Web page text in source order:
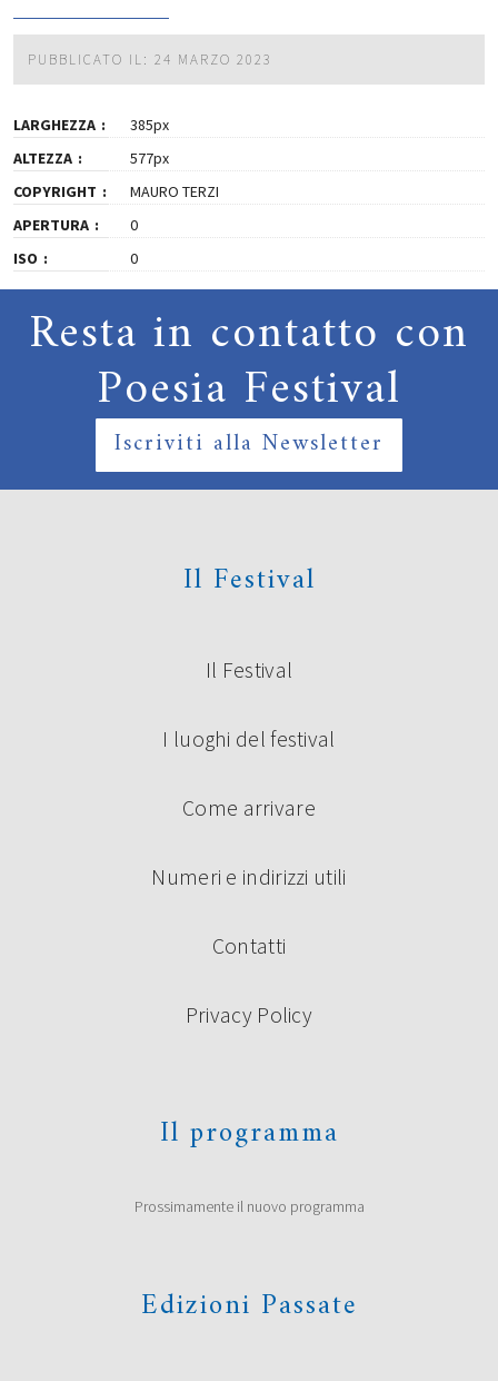
PUBBLICATO IL: 24 MARZO 2023
LARGHEZZA
385px
ALTEZZA
577px
COPYRIGHT
MAURO TERZI
APERTURA
0
ISO
0
Resta in contatto con
Poesia Festival
Iscriviti alla Newsletter
Il Festival
Il Festival
I luoghi del festival
Come arrivare
Numeri e indirizzi utili
Contatti
Privacy Policy
Il programma
Prossimamente il nuovo programma
Edizioni Passate